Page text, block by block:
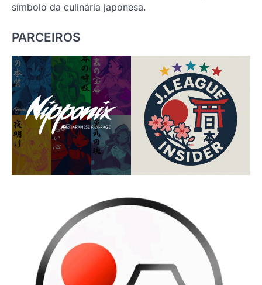
símbolo da culinária japonesa.
PARCEIROS